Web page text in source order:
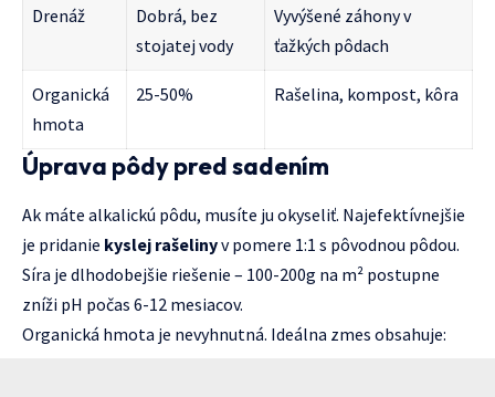
Drenáž
Dobrá, bez
stojatej vody
Vyvýšené záhony v
ťažkých pôdach
Organická
hmota
25-50% Rašelina, kompost, kôra
Úprava pôdy pred sadením
Ak máte alkalickú pôdu, musíte ju okyseliť. Najefektívnejšie
je pridanie kyslej rašelinyv pomere 1:1 s pôvodnou pôdou.
Síra je dlhodobejšie riešenie – 100-200g na m² postupne
zníži pH počas 6-12 mesiacov.
Organická hmota je nevyhnutná. Ideálna zmes obsahuje: